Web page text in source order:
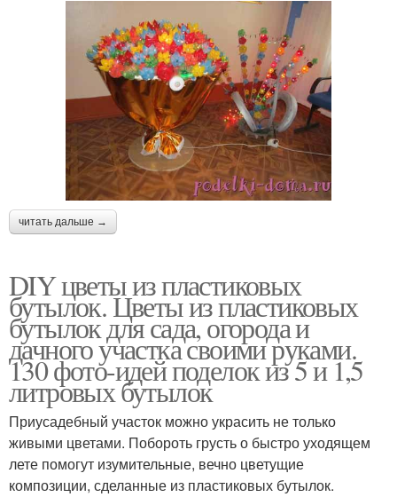
читать дальше →
DIY цветы из пластиковых
бутылок. Цветы из пластиковых
бутылок для сада, огорода и
дачного участка своими руками.
130 фото-идей поделок из 5 и 1,5
литровых бутылок
Приусадебный участок можно украсить не только
живыми цветами. Побороть грусть о быстро уходящем
лете помогут изумительные, вечно цветущие
композиции, сделанные из пластиковых бутылок.